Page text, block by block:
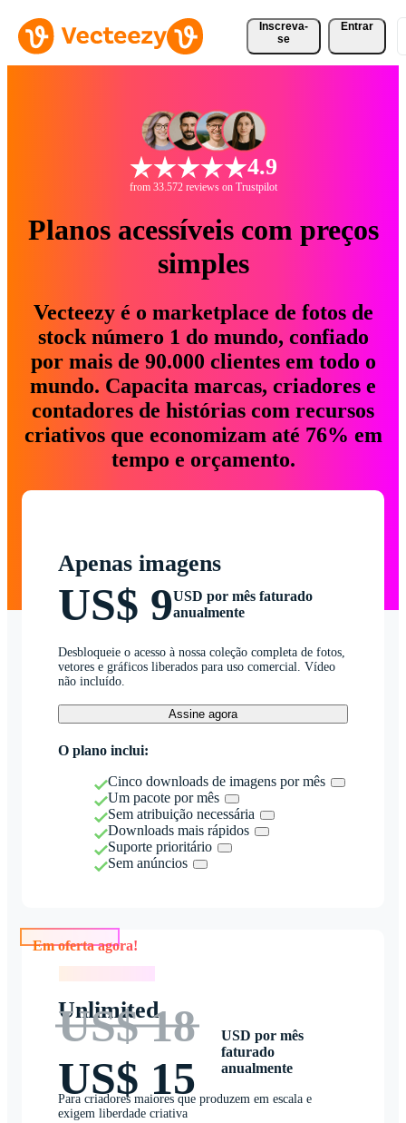
Inscreva-
se
Entrar
4.9
from 33.572 reviews on Trustpilot
Planos acessíveis com preços
simples
Vecteezy é o marketplace de fotos de
stock número 1 do mundo, confiado
por mais de 90.000 clientes em todo o
mundo. Capacita marcas, criadores e
contadores de histórias com recursos
criativos que economizam até 76% em
tempo e orçamento.
Apenas imagens
US$ 9USD por mês faturado
anualmente
Desbloqueie o acesso à nossa coleção completa de fotos,
vetores e gráficos liberados para uso comercial. Vídeo
não incluído.
Assine agora
O plano inclui:
Cinco downloads de imagens por mês
Um pacote por mês
Sem atribuição necessária
Downloads mais rápidos
Suporte prioritário
Sem anúncios
Unlimited
US$ 18
US$ 15
USD por mês
faturado
anualmente
Para criadores maiores que produzem em escala e
exigem liberdade criativa